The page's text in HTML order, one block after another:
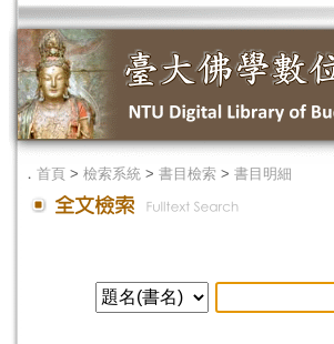
． 首頁 > 檢索系統 > 書目檢索 > 書目明細